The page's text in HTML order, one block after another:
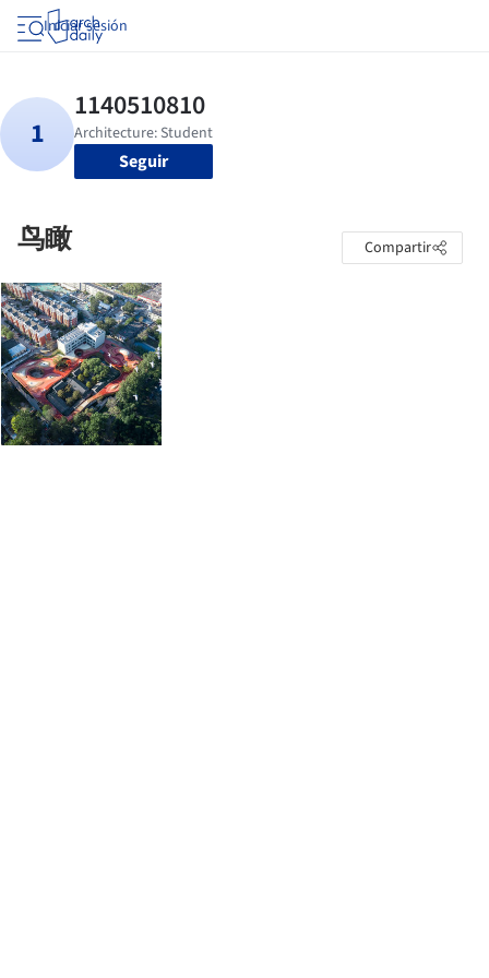
Iniciar sesión
Seguir
鸟瞰 Compartir